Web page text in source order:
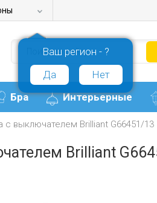
Ваш регион - ?
Да
Нет
Бра Интерьерные
с выключателем Brilliant G66451/13
Brilliant